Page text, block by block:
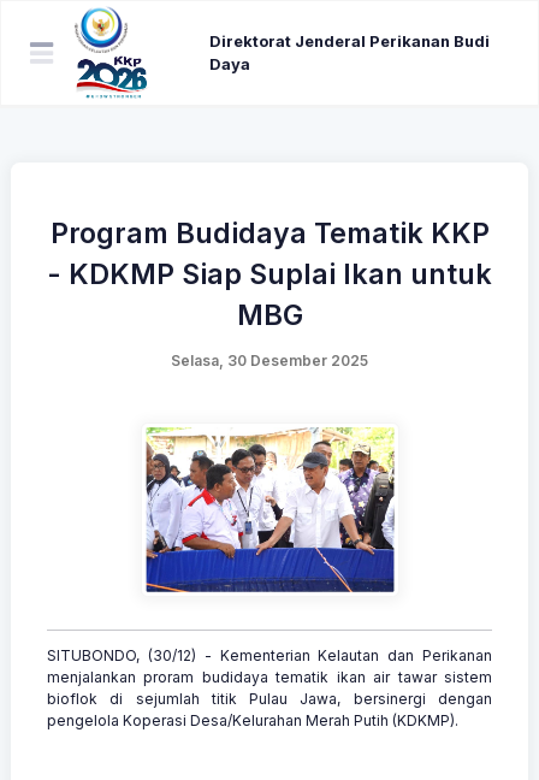
Direktorat Jenderal Perikanan Budi
Daya
Program Budidaya Tematik KKP
- KDKMP Siap Suplai Ikan untuk
MBG
Selasa, 30 Desember 2025
SITUBONDO, (30/12) - Kementerian Kelautan dan Perikanan
menjalankan proram budidaya tematik ikan air tawar sistem
bioflok di sejumlah titik Pulau Jawa, bersinergi dengan
pengelola Koperasi Desa/Kelurahan Merah Putih (KDKMP).